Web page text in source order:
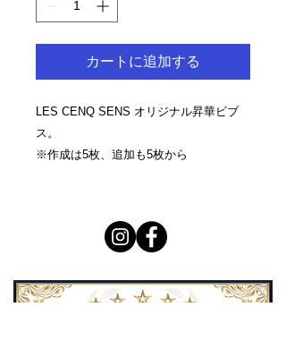
カートに追加する
LES CENQ SENS オリジナル昇華ビブ
ス。
※作成は5枚、追加も5枚から